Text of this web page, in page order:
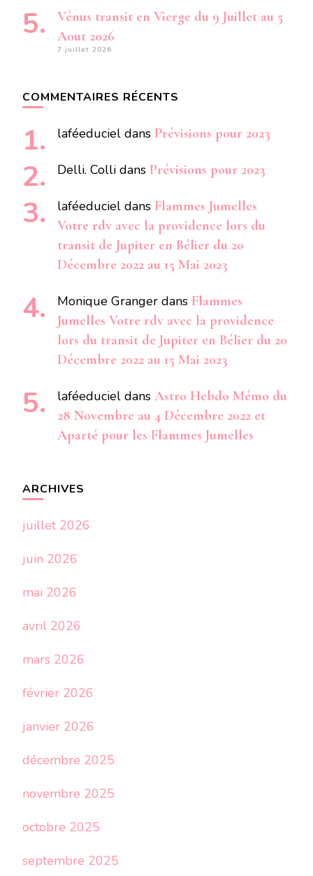
Vénus transit en Vierge du 9 Juillet au 5
Aout 2026
7 juillet 2026
COMMENTAIRES RÉCENTS
laféeduciel dans Prévisions pour 2023
Delli. Colli dans Prévisions pour 2023
laféeduciel dans Flammes Jumelles
Votre rdv avec la providence lors du
transit de Jupiter en Bélier du 20
Décembre 2022 au 15 Mai 2023
Monique Granger dans Flammes
Jumelles Votre rdv avec la providence
lors du transit de Jupiter en Bélier du 20
Décembre 2022 au 15 Mai 2023
laféeduciel dans Astro Hebdo Mémo du
28 Novembre au 4 Décembre 2022 et
Aparté pour les Flammes Jumelles
ARCHIVES
juillet 2026
juin 2026
mai 2026
avril 2026
mars 2026
février 2026
janvier 2026
décembre 2025
novembre 2025
octobre 2025
septembre 2025